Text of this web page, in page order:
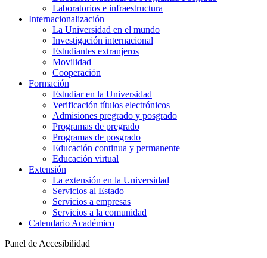
Laboratorios e infraestructura
Internacionalización
La Universidad en el mundo
Investigación internacional
Estudiantes extranjeros
Movilidad
Cooperación
Formación
Estudiar en la Universidad
Verificación títulos electrónicos
Admisiones pregrado y posgrado
Programas de pregrado
Programas de posgrado
Educación continua y permanente
Educación virtual
Extensión
La extensión en la Universidad
Servicios al Estado
Servicios a empresas
Servicios a la comunidad
Calendario Académico
Panel de Accesibilidad